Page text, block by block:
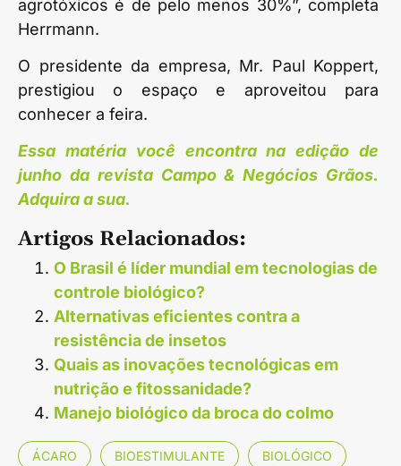
agrotóxicos é de pelo menos 30%”, completa
Herrmann.
O presidente da empresa, Mr. Paul Koppert,
prestigiou o espaço e aproveitou para
conhecer a feira.
Essa matéria você encontra na edição de
junho da revista Campo & Negócios Grãos.
Adquira a sua.
Artigos Relacionados:
O Brasil é líder mundial em tecnologias de
controle biológico?
Alternativas eficientes contra a
resistência de insetos
Quais as inovações tecnológicas em
nutrição e fitossanidade?
Manejo biológico da broca do colmo
ÁCARO BIOESTIMULANTE BIOLÓGICO